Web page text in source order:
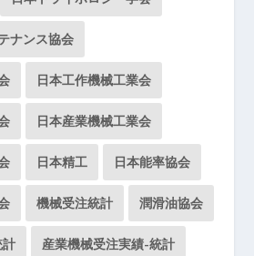
ナンス協会
日本工作機械工業会
日本産業機械工業会
日本精工 日本能率協会
機械受注統計 潤滑油協会
産業機械受注実績-統計